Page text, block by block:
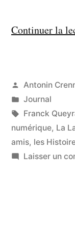
Continuer la
Publié
par
Antonin
Publié
dans
Journal
Étiquettes :
Franck
numérique, La
amis, les
Laisser un